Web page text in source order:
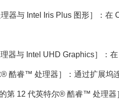
与 Intel Iris Plus 图形］：在
Intel UHD Graphics］：在
睿™ 处理器］：通过扩展坞连
12 代英特尔® 酷睿™ 处理器